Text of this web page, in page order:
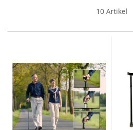
10Artikel